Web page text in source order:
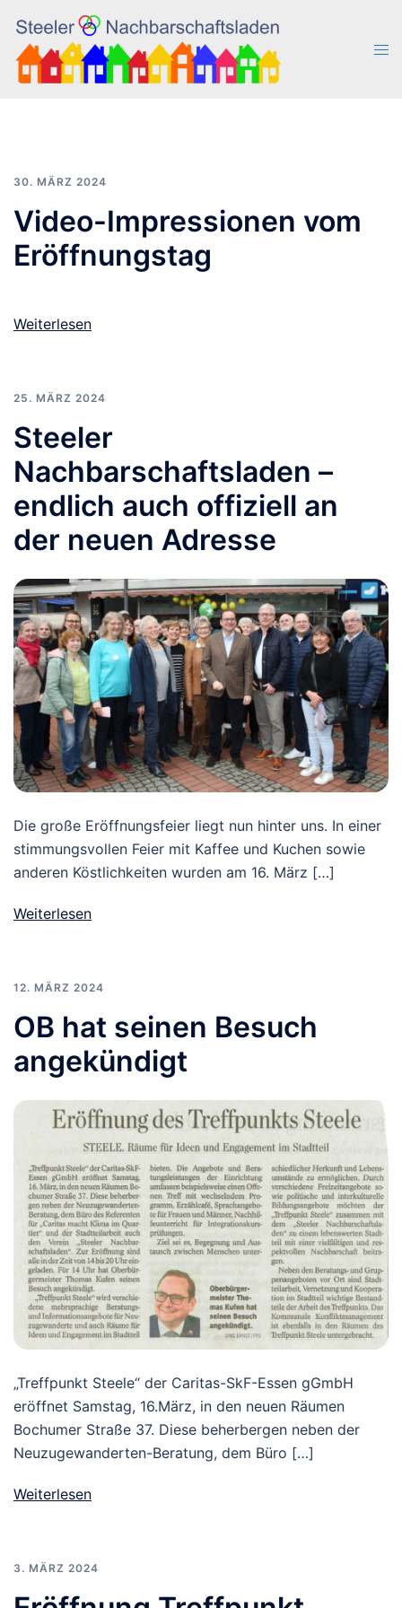
Inhalt
springen
30. MÄRZ 2024
Video-Impressionen vom
Eröffnungstag
Weiterlesen
25. MÄRZ 2024
Steeler
Nachbarschaftsladen –
endlich auch offiziell an
der neuen Adresse
Die große Eröffnungsfeier liegt nun hinter uns. In einer
stimmungsvollen Feier mit Kaffee und Kuchen sowie
anderen Köstlichkeiten wurden am 16. März […]
Weiterlesen
12. MÄRZ 2024
OB hat seinen Besuch
angekündigt
„Treffpunkt Steele“ der Caritas-SkF-Essen gGmbH
eröffnet Samstag, 16.März, in den neuen Räumen
Bochumer Straße 37. Diese beherbergen neben der
Neuzugewanderten-Beratung, dem Büro […]
Weiterlesen
3. MÄRZ 2024